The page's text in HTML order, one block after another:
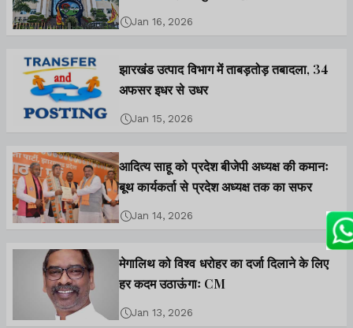
Jan 16, 2026
झारखंड उत्पाद विभाग में ताबड़तोड़ तबादला, 34
अफसर इधर से उधर
Jan 15, 2026
आदित्य साहू को प्रदेश बीजेपी अध्यक्ष की कमानः
बूथ कार्यकर्ता से प्रदेश अध्यक्ष तक का सफर
Jan 14, 2026
मेगालिथ को विश्व धरोहर का दर्जा दिलाने के लिए
हर कदम उठाऊंगाः CM
Jan 13, 2026